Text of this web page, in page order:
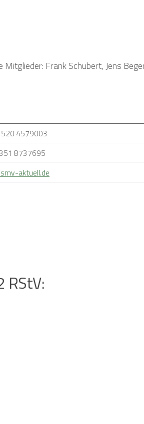
Frank Schubert, Jens
4579003
8737695
aktuell.de
RStV: